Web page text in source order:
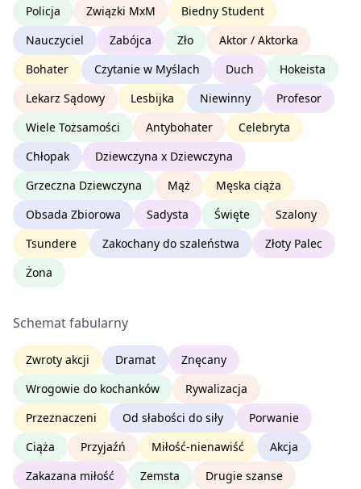
Policja Związki MxM
Biedny Student
Nauczyciel
Zabójca Zło
Aktor / Aktorka
Bohater
Czytanie w Myślach Duch
Hokeista
Lekarz Sądowy
Lesbijka Niewinny
Profesor
Wiele Tożsamości
Antybohater
Celebryta
Chłopak
Dziewczyna x Dziewczyna
Grzeczna Dziewczyna
Mąż
Męska ciąża
Obsada Zbiorowa
Sadysta Święte
Szalony
Tsundere
Zakochany do szaleństwa
Złoty Palec
Żona
Schemat fabularny
Zwroty akcji Dramat
Znęcany
Wrogowie do kochanków
Rywalizacja
Przeznaczeni
Od słabości do siły
Porwanie
Ciąża
Przyjaźń Miłość-nienawiść
Akcja
Zakazana miłość
Zemsta
Drugie szanse